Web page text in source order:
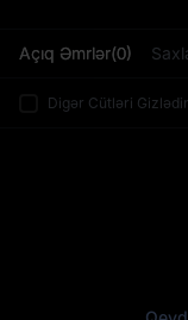
Açıq Əmrlər(0)
Digər Cütləri